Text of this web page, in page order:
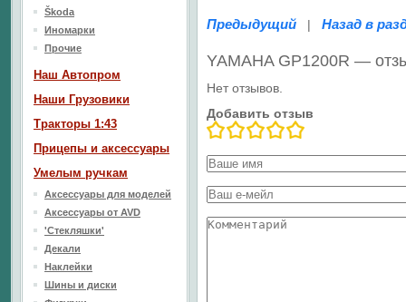
Предыдущий | Назад в
YAMAHA GP1200R —
Нет отзывов.
Добавить отзыв
Škoda
Иномарки
Прочие
Наш Aвтопром
Наши Грузовики
Тракторы 1:43
Прицепы и аксессуары
Умелым ручкам
Аксессуары для моделей
Аксессуары от AVD
'Стекляшки'
Декали
Наклейки
Шины и диски